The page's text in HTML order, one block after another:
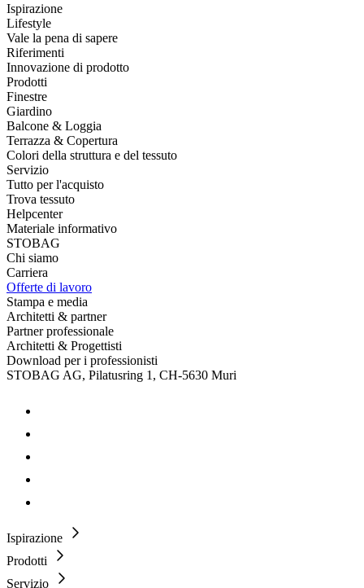
Ispirazione
Lifestyle
Vale la pena di sapere
Riferimenti
Innovazione di prodotto
Prodotti
Finestre
Giardino
Balcone & Loggia
Terrazza & Copertura
Colori della struttura e del tessuto
Servizio
Tutto per l'acquisto
Trova tessuto
Helpcenter
Materiale informativo
STOBAG
Chi siamo
Carriera
Offerte di lavoro
Stampa e media
Architetti & partner
Partner professionale
Architetti & Progettisti
Download per i professionisti
STOBAG AG, Pilatusring 1, CH-5630 Muri
Ispirazione
Prodotti
Servizio